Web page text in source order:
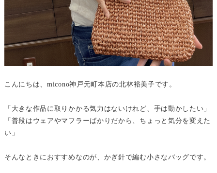
こんにちは、micono神戸元町本店の北林裕美子です。
「大きな作品に取りかかる気力はないけれど、手は動かしたい」
「普段はウェアやマフラーばかりだから、ちょっと気分を変えた
い」
そんなときにおすすめなのが、かぎ針で編む小さなバッグです。